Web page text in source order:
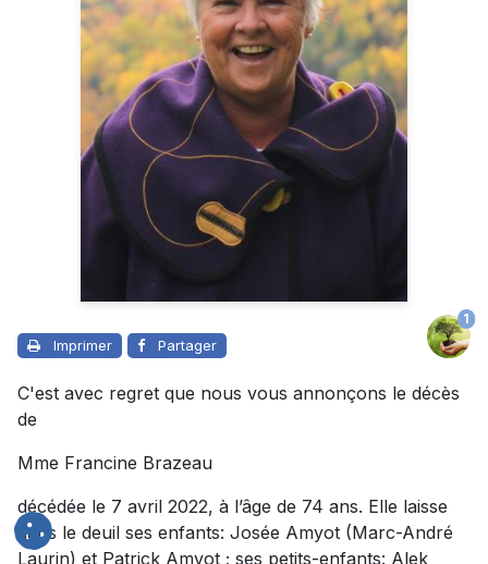
Imprimer Partager
1
C'est avec regret que nous vous annonçons le décès
de
Mme Francine Brazeau
décédée le 7 avril 2022, à l’âge de 74 ans. Elle laisse
dans le deuil ses enfants: Josée Amyot (Marc-André
Laurin) et Patrick Amyot ; ses petits-enfants: Alek